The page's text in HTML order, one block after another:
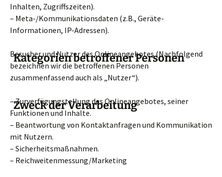
Inhalten, Zugriffszeiten).
– Meta-/Kommunikationsdaten (z.B., Geräte-
Informationen, IP-Adressen).
Kategorien betroffener Personen
Besucher und Nutzer des Onlineangebotes (Nachfolgend
bezeichnen wir die betroffenen Personen
zusammenfassend auch als „Nutzer“).
Zweck der Verarbeitung
– Zurverfügungstellung des Onlineangebotes, seiner
Funktionen und Inhalte.
– Beantwortung von Kontaktanfragen und Kommunikation
mit Nutzern.
– Sicherheitsmaßnahmen.
– Reichweitenmessung/Marketing